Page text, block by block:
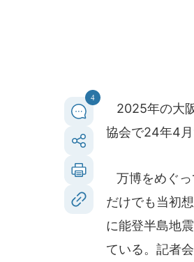
4
2025年の大
協会で24年4月
万博をめぐっ
だけでも当初
に能登半島地
ている。記者